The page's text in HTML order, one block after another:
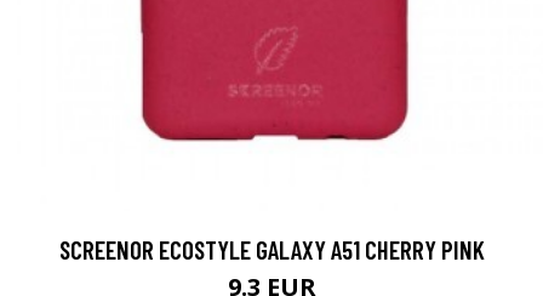
SCREENOR ECOSTYLE GALAXY A51 CHERRY PINK
9.3 EUR